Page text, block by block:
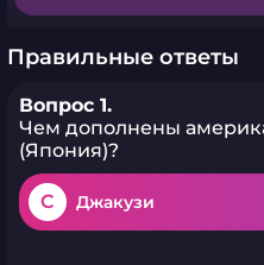
Правильные ответы
Вопрос 1.
Чем дополнены
(Япония)?
C Джакузи